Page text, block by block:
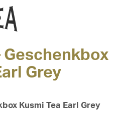
Geschenkbox
Grey
Kusmi Tea Earl Grey